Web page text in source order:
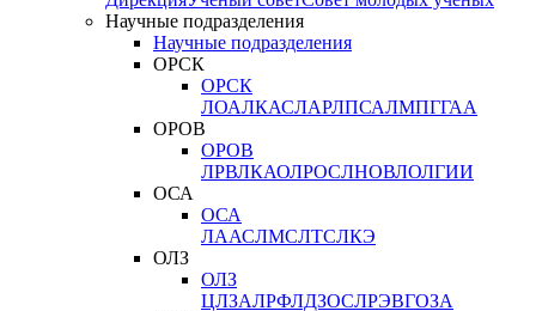
Научные подразделения
Научные подразделения
ОРСК
ОРСК
ЛОАЛКАСЛАРЛПСАЛМПГГАА
ОРОВ
ОРОВ
ЛРВЛКАОЛРОСЛНОВЛОЛГИИ
ОСА
ОСА
ЛААСЛМСЛТСЛКЭ
ОЛЗ
ОЛЗ
ЦЛЗАЛРФЛДЗОСЛРЭВГОЗА